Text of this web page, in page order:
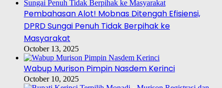
Pembahasan Alot! Mobnas Ditengah Efisiensi,
DPRD Sungai Penuh Tidak Berpihak ke
Masyarakat
October 13, 2025
Wabup Murison Pimpin Nasdem Kerinci
October 10, 2025